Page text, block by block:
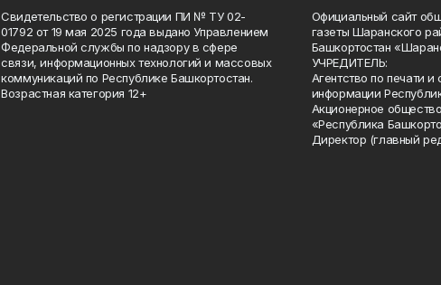
Свидетельство о регистрации ПИ № ТУ 02-
01792 от 19 мая 2025 года выдано Управлением
Федеральной службы по надзору в сфере
связи, информационных технологий и массовых
коммуникаций по Республике Башкортостан.
Возрастная категория 12+
Официальный сайт
газеты Шаранского
Башкортостан
УЧРЕДИТЕЛЬ:
Агентство по печати
информации
Акционерное
«Республика
Директор (главный